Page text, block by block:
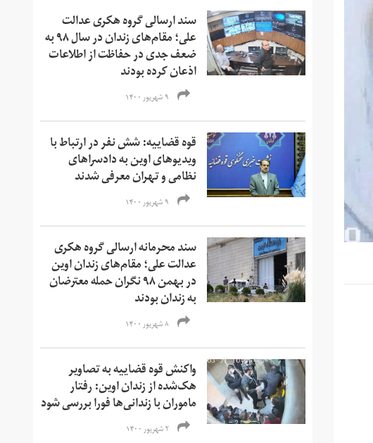
سند ارسالی گروه هکری عدالت
علی؛ مقام‌های زندان در سال ۹۸ به
ضعف جدی در حفاظت از اطلاعات
اذعان کرده بودند
۹ شهریور ۱۴۰۰
قوه قضاییه: شش نفر در ارتباط با
ویدیوهای اوین به دادسرا‌های
نظامی و تهران معرفی شدند
۹ شهریور ۱۴۰۰
سند محرمانه ارسالی گروه هکری
عدالت علی؛ مقام‌های زندان اوین
در بهمن ۹۸ نگران حمله معترضان
به زندان بودند
۸ شهریور ۱۴۰۰
واکنش قوه قضاییه به تصاویر
هک‌شده از زندان اوین: رفتار
ماموران با زندانی‌ها فورا بررسی شود
۲ شهریور ۱۴۰۰